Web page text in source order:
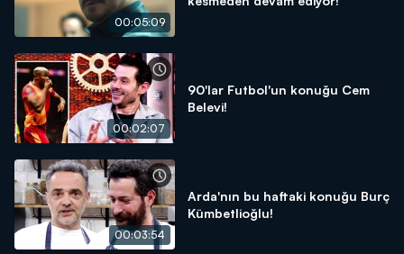
00:05:09
00:02:07
90'lar Futbol'un konuğu Cem
Belevi!
00:03:54
Arda'nın bu haftaki konuğu Burç
Kümbetlioğlu!